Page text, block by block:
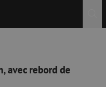
avec rebord de